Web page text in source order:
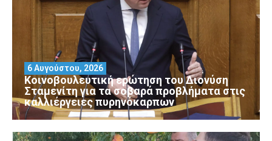
Κοινοβουλευτική ερώτηση του Διονύση
Σταμενίτη για τα σοβαρά προβλήματα στις
καλλιέργειες πυρηνόκαρπων
6 Αυγούστου, 2026